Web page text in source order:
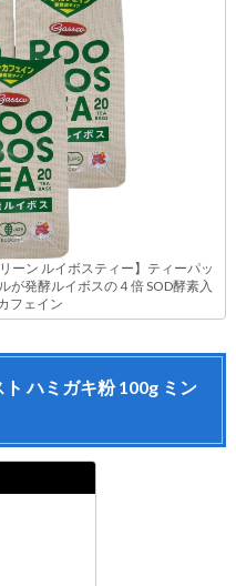
ーン ルイボスティー】ティーパッ
が発酵ルイボスの４倍 SOD酵素入
フェイン
ハミガキ粉 100g ミン